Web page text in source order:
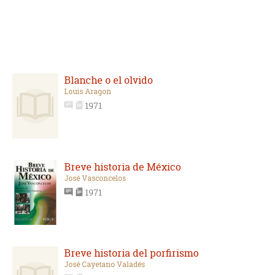
Blanche o el olvido
Louis Aragon
1971
Breve historia de México
José Vasconcelos
1971
Breve historia del porfirismo
José Cayetano Valadés